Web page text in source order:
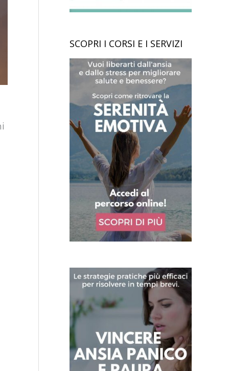
SCOPRI I CORSI E I SERVIZI